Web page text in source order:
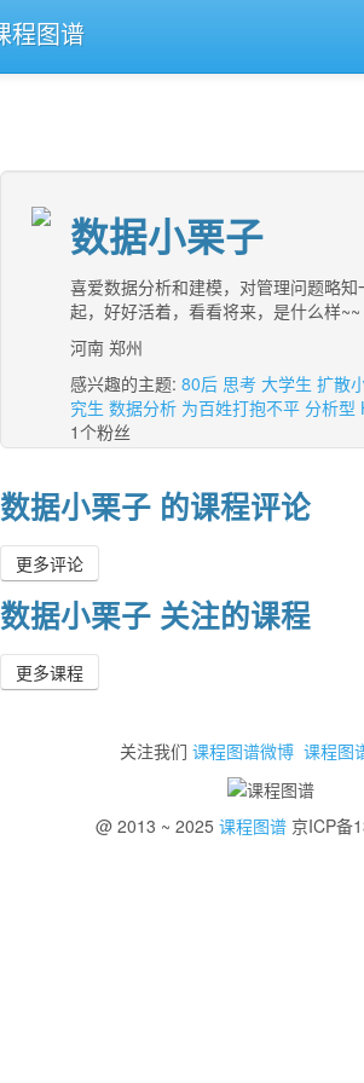
程图谱
数据小栗子
喜爱数据分析和建模，对管理问题略
起，好好活着，看看将来，是什么样~~
河南 郑州
感兴趣的主题: 80后 思考 大学生 扩散
究生 数据分析 为百姓打抱不平 分析型
1个粉丝
数据小栗子 的课程评论
更多评论
数据小栗子 关注的课程
更多课程
关注我们 课程图谱微博 课程图
@ 2013 ~ 2025 课程图谱京ICP备